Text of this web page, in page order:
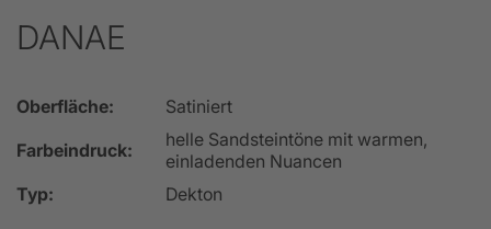
DANAE
Oberfläche:
Satiniert
Farbeindruck:
helle Sandsteintöne mit warmen,
einladenden Nuancen
Typ:
Dekton